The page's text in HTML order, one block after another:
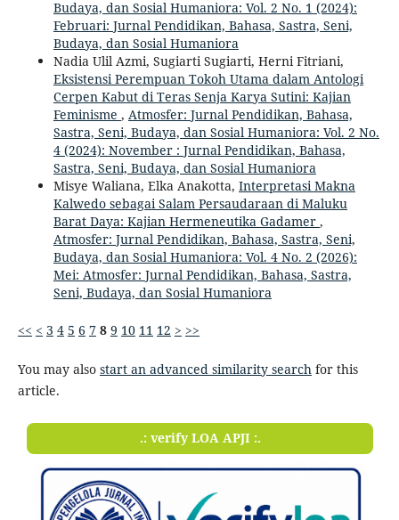
Budaya, dan Sosial Humaniora: Vol. 2 No. 1 (2024):
Februari: Jurnal Pendidikan, Bahasa, Sastra, Seni,
Budaya, dan Sosial Humaniora
Nadia Ulil Azmi, Sugiarti Sugiarti, Herni Fitriani,
Eksistensi Perempuan Tokoh Utama dalam Antologi
Cerpen Kabut di Teras Senja Karya Sutini: Kajian
Feminisme , Atmosfer: Jurnal Pendidikan, Bahasa,
Sastra, Seni, Budaya, dan Sosial Humaniora: Vol. 2 No.
4 (2024): November : Jurnal Pendidikan, Bahasa,
Sastra, Seni, Budaya, dan Sosial Humaniora
Misye Waliana, Elka Anakotta, Interpretasi Makna
Kalwedo sebagai Salam Persaudaraan di Maluku
Barat Daya: Kajian Hermeneutika Gadamer ,
Atmosfer: Jurnal Pendidikan, Bahasa, Sastra, Seni,
Budaya, dan Sosial Humaniora: Vol. 4 No. 2 (2026):
Mei: Atmosfer: Jurnal Pendidikan, Bahasa, Sastra,
Seni, Budaya, dan Sosial Humaniora
<< < 3 4 5 6 7 8 9 10 11 12 > >>
You may also start an advanced similarity search for this
article.
.: verify LOA APJI :.